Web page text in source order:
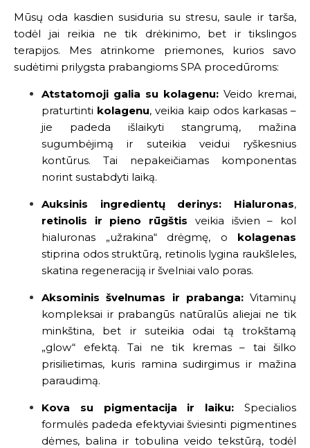
Mūsų oda kasdien susiduria su stresu, saule ir tarša,
todėl jai reikia ne tik drėkinimo, bet ir tikslingos
terapijos. Mes atrinkome priemones, kurios savo
sudėtimi prilygsta prabangioms SPA procedūroms:
Atstatomoji galia su kolagenu: Veido kremai,
praturtinti kolagenu, veikia kaip odos karkasas –
jie padeda išlaikyti stangrumą, mažina
sugumbėjimą ir suteikia veidui ryškesnius
kontūrus. Tai nepakeičiamas komponentas
norint sustabdyti laiką.
Auksinis ingredientų derinys: Hialuronas,
retinolis ir pieno rūgštis veikia išvien – kol
hialuronas „užrakina“ drėgmę, o kolagenas
stiprina odos struktūrą, retinolis lygina raukšleles,
skatina regeneraciją ir švelniai valo poras.
Aksominis švelnumas ir prabanga:Vitaminų
kompleksai ir prabangūs natūralūs aliejai ne tik
minkština, bet ir suteikia odai tą trokštamą
„glow“ efektą. Tai ne tik kremas – tai šilko
prisilietimas, kuris ramina sudirgimus ir mažina
paraudimą.
Kova su pigmentacija ir laiku: Specialios
formulės padeda efektyviai šviesinti pigmentines
dėmes, balina ir tobulina veido tekstūrą, todėl